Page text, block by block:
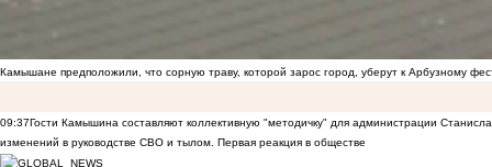
Камышане предположили, что сорную траву, которой зарос город, уберут к Арбузному
09:37Гости Камышина составляют коллективную "методичку" для администрации
изменений в руководстве СВО и тылом. Первая реакция в обществе